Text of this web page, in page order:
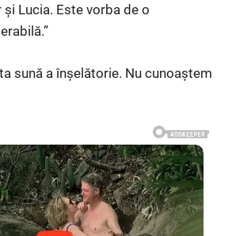
și Lucia. Este vorba de o
sună a înșelătorie. Nu cunoaștem